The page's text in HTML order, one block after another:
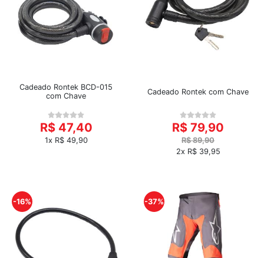
Cadeado Rontek BCD-015
com Chave
R$ 47,40
1x R$ 49,90
Cadeado Rontek com Chave
R$ 79,90
R$ 89,90
2x R$ 39,95
-16% -37%